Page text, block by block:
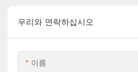
우리와 연락하십시오
이름